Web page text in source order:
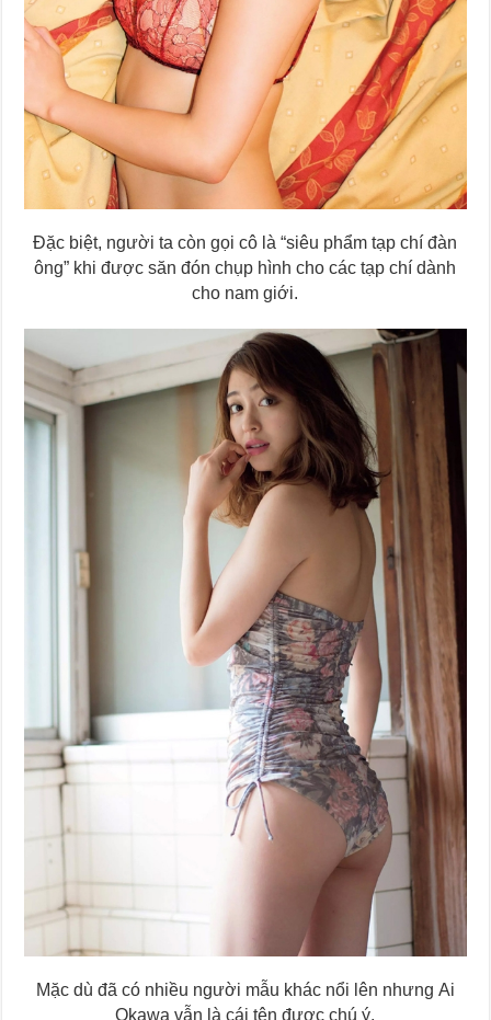
Đặc biệt, người ta còn gọi cô là “siêu phẩm tạp chí đàn
ông” khi được săn đón chụp hình cho các tạp chí dành
cho nam giới.
Mặc dù đã có nhiều người mẫu khác nổi lên nhưng Ai
Okawa vẫn là cái tên được chú ý.